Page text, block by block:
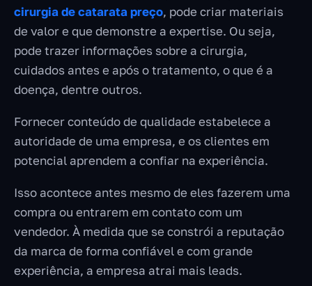
cirurgia de catarata preço, pode criar materiais
de valor e que demonstre a expertise. Ou seja,
pode trazer informações sobre a cirurgia,
cuidados antes e após o tratamento, o que é a
doença, dentre outros.
Fornecer conteúdo de qualidade estabelece a
autoridade de uma empresa, e os clientes em
potencial aprendem a confiar na experiência.
Isso acontece antes mesmo de eles fazerem uma
compra ou entrarem em contato com um
vendedor. À medida que se constrói a reputação
da marca de forma confiável e com grande
experiência, a empresa atrai mais leads.